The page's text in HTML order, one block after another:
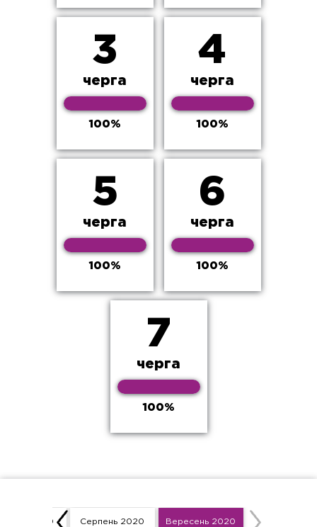
3
черга
100%
4
черга
100%
5
черга
100%
6
черга
100%
7
черга
100%
2020 Серпень 2020 Вересень 2020